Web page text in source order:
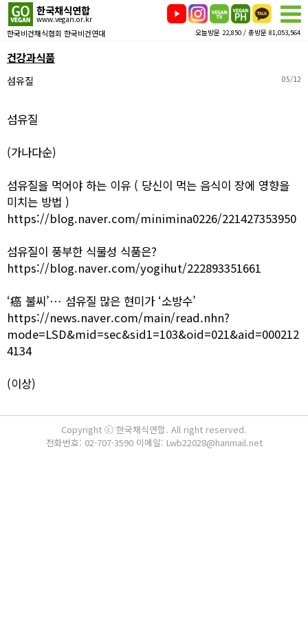
한국채식연합
www.vegan.or.kr
한국비건채식협회 한국비건연대 오늘방문 22,850 / 총방문 81,053,564
건강과식품
섬유질 05/12
섬유질
(가나다순)
섬유질을 먹어야 하는 이유 ( 당신이 먹는 음식이 장에 영향을
미치는 방법 )
https://blog.naver.com/minimina0226/221427353950
섬유질이 풍부한 식물성 식품은?
https://blog.naver.com/yogihut/222893351661
‘癌 불씨’… 섬유질 많은 현미가 ‘소방수’
https://news.naver.com/main/read.nhn?
mode=LSD&mid=sec&sid1=103&oid=021&aid=000212
4134
(이상)
Copyright ⓒ 한국채식연합. All right reserved.
전화번호: 02-707-3590 이메일: Lwb22028@hanmail.net